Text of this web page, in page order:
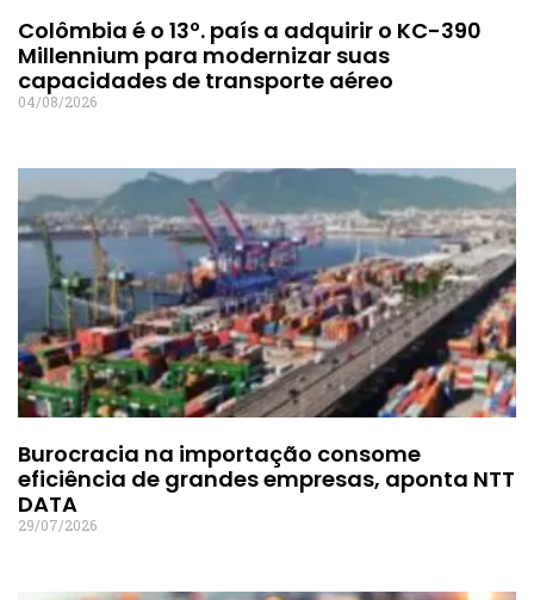
Colômbia é o 13º. país a adquirir o KC-390
Millennium para modernizar suas
capacidades de transporte aéreo
04/08/2026
Burocracia na importação consome
eficiência de grandes empresas, aponta NTT
DATA
29/07/2026